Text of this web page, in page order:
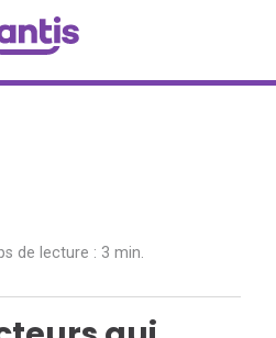
de lecture : 3 min.